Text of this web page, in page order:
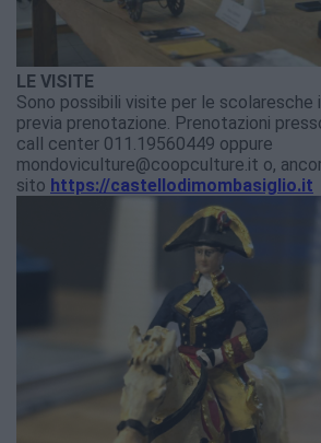
LE VISITE
Sono possibili visite per le scolaresche
previa prenotazione. Prenotazioni
call center 011.19560449 oppure
mondoviculture@coopculture.it o,
sito https://castellodimombasiglio.it